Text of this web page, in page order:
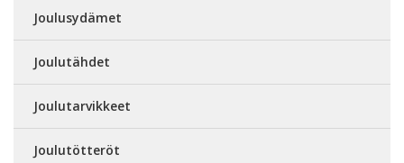
Joulusydämet
Joulutähdet
Joulutarvikkeet
Joulutötteröt